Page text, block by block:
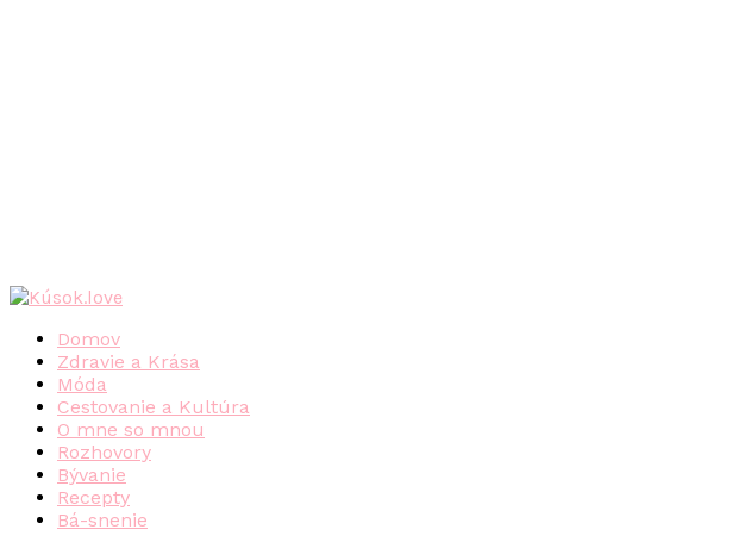
Domov
Zdravie a Krása
Móda
Cestovanie a Kultúra
O mne so mnou
Rozhovory
Bývanie
Recepty
Bá-snenie